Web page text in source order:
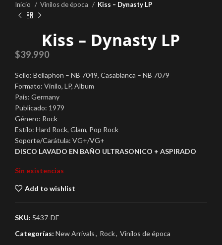
Inicio Vinilos de época Kiss – Dynasty LP
Kiss – Dynasty LP
$39.990
Sello: Bellaphon – NB 7049, Casablanca – NB 7079
Formato: Vinilo, LP, Album
País: Germany
Publicado: 1979
Género: Rock
Estilo: Hard Rock, Glam, Pop Rock
Soporte/Carátula: VG+/VG+
DISCO LAVADO EN BAÑO ULTRASONICO + ASPIRADO
Sin existencias
Add to wishlist
SKU: 5437-DE
Categorías: New Arrivals, Rock, Vinilos de época